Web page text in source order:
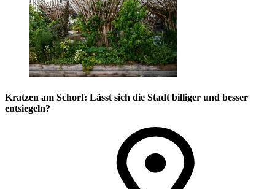
Kratzen am Schorf: Lässt sich die Stadt billiger und besser
entsiegeln?